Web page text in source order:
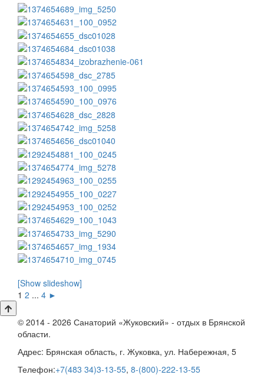
[Show slideshow]
1 2 ... 4 ►
© 2014 - 2026 Санаторий «Жуковский» - отдых в Брянской
области.
Адрес: Брянская область, г. Жуковка, ул. Набережная, 5
Телефон:+7(483 34)3-13-55, 8-(800)-222-13-55